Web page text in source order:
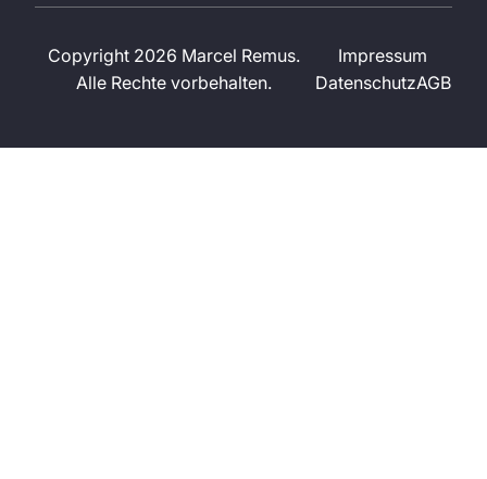
Copyright 2026 Marcel Remus.
Alle Rechte vorbehalten.
Impressum
DatenschutzAGB